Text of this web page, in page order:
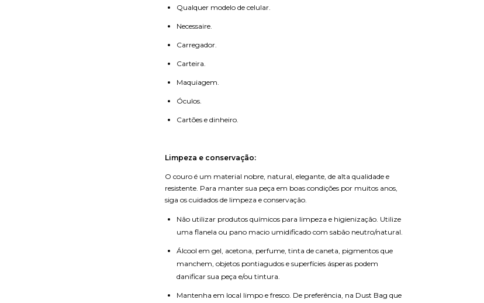
Qualquer modelo de celular.
Necessaire.
Carregador.
Carteira.
Maquiagem.
Óculos.
Cartões e dinheiro.
Limpeza e conservação:
O couro é um material nobre, natural, elegante, de alta qualidade e
resistente. Para manter sua peça em boas condições por muitos anos,
siga os cuidados de limpeza e conservação.
Não utilizar produtos químicos para limpeza e higienização. Utilize
uma flanela ou pano macio umidificado com sabão neutro/natural.
Álcool em gel, acetona, perfume, tinta de caneta, pigmentos que
manchem, objetos pontiagudos e superfícies ásperas podem
danificar sua peça e/ou tintura.
Mantenha em local limpo e fresco. De preferência, na Dust Bag que